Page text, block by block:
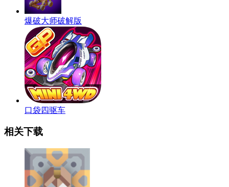
爆破大师破解版
口袋四驱车
相关下载